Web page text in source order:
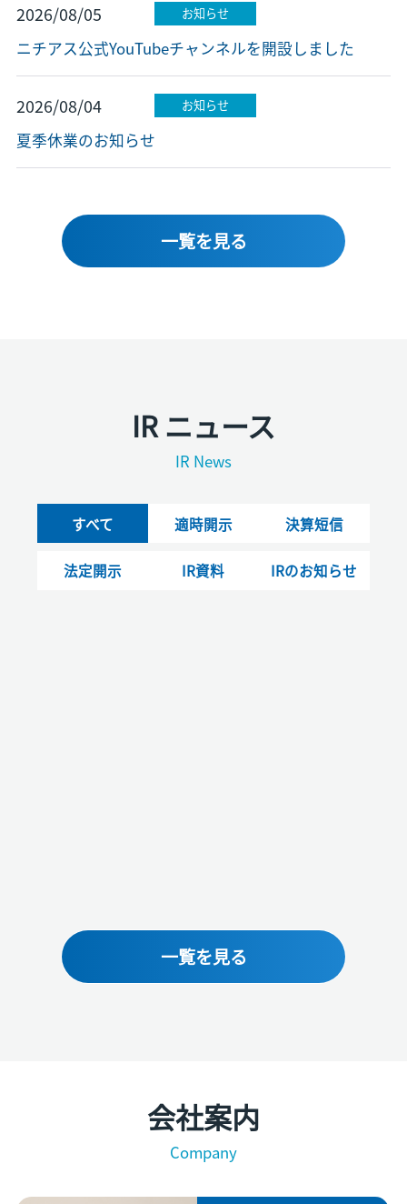
2026/08/05 お知らせ
ニチアス公式YouTubeチャンネルを開設しました
2026/08/04 お知らせ
夏季休業のお知らせ
一覧を見る
IR ニュース
IR News
すべて 適時開示 決算短信
法定開示 IR資料 IRのお知らせ
一覧を見る
会社案内
Company